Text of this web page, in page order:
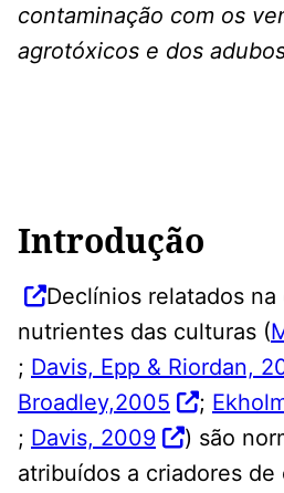
contaminação com os
agrotóxicos e dos
Introdução
Declínios relatados
nutrientes das culturas (
; Davis, Epp & Riordan,
Broadley,2005
;
; Davis, 2009
) são
atribuídos a criadores de